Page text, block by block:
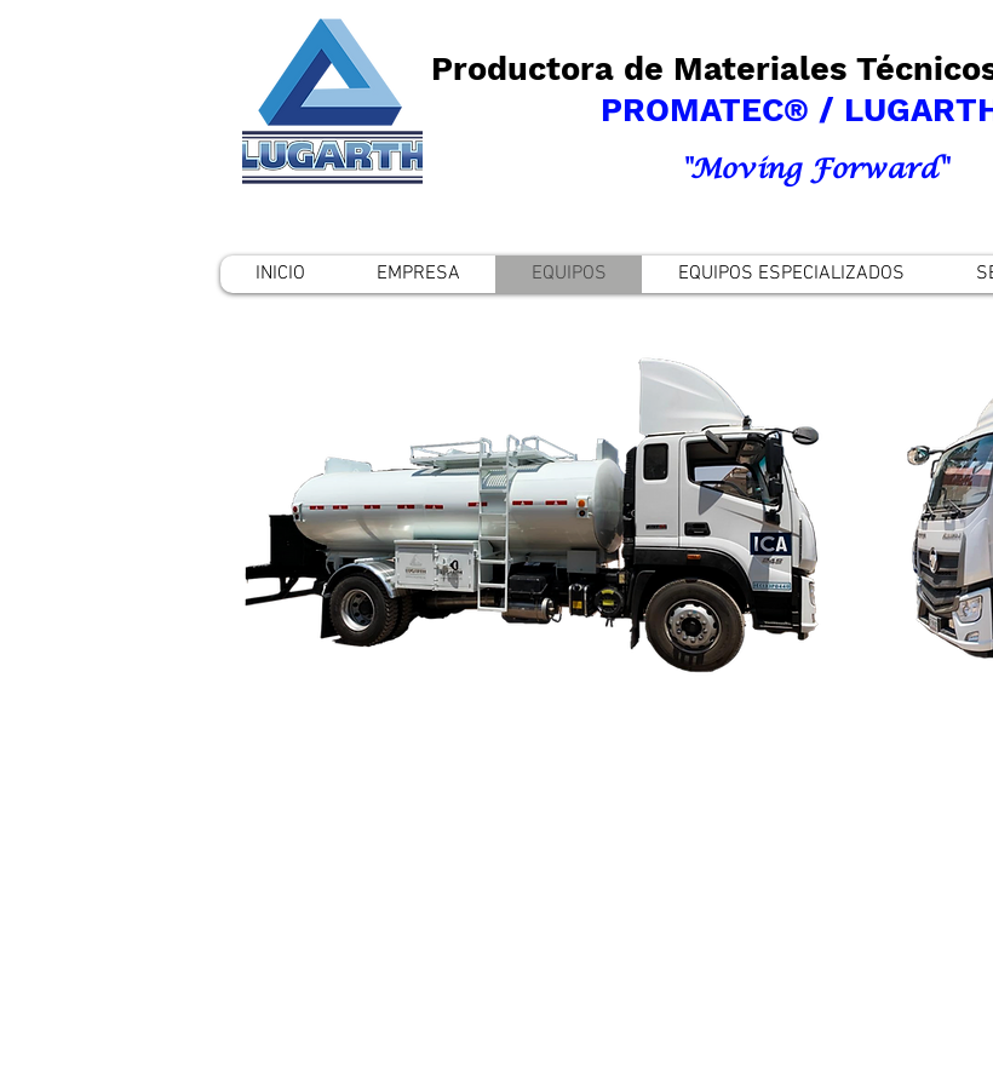
"Moving Forward"
Productora de Materiales Técnicos
PROMATEC® /
INICIO EMPRESA EQUIPOS EQUIPOS ESPECIALIZADOS